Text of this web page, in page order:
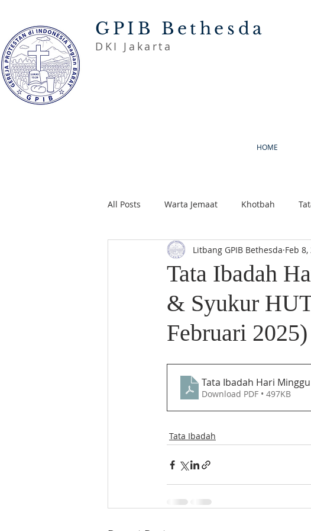
GPIB Bethesda
DKI Jakarta
HOME
All Posts Warta Jemaat Khotbah
Tata Ibadah
& Syukur
Februari 2025)
Litbang GPIB Bethesda Feb 8,
Tata Ibadah Hari Minggu
Download PDF • 497KB
Tata Ibadah